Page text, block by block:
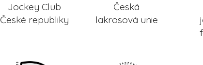
Jockey Club
České republiky
Česká
lakrosová unie